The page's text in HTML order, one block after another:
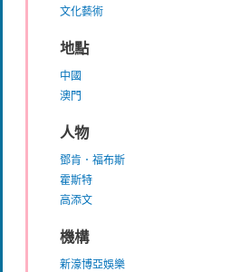
文化藝術
地點
中國
澳門
人物
鄧肯．福布斯
霍斯特
高添文
機構
新濠博亞娛樂